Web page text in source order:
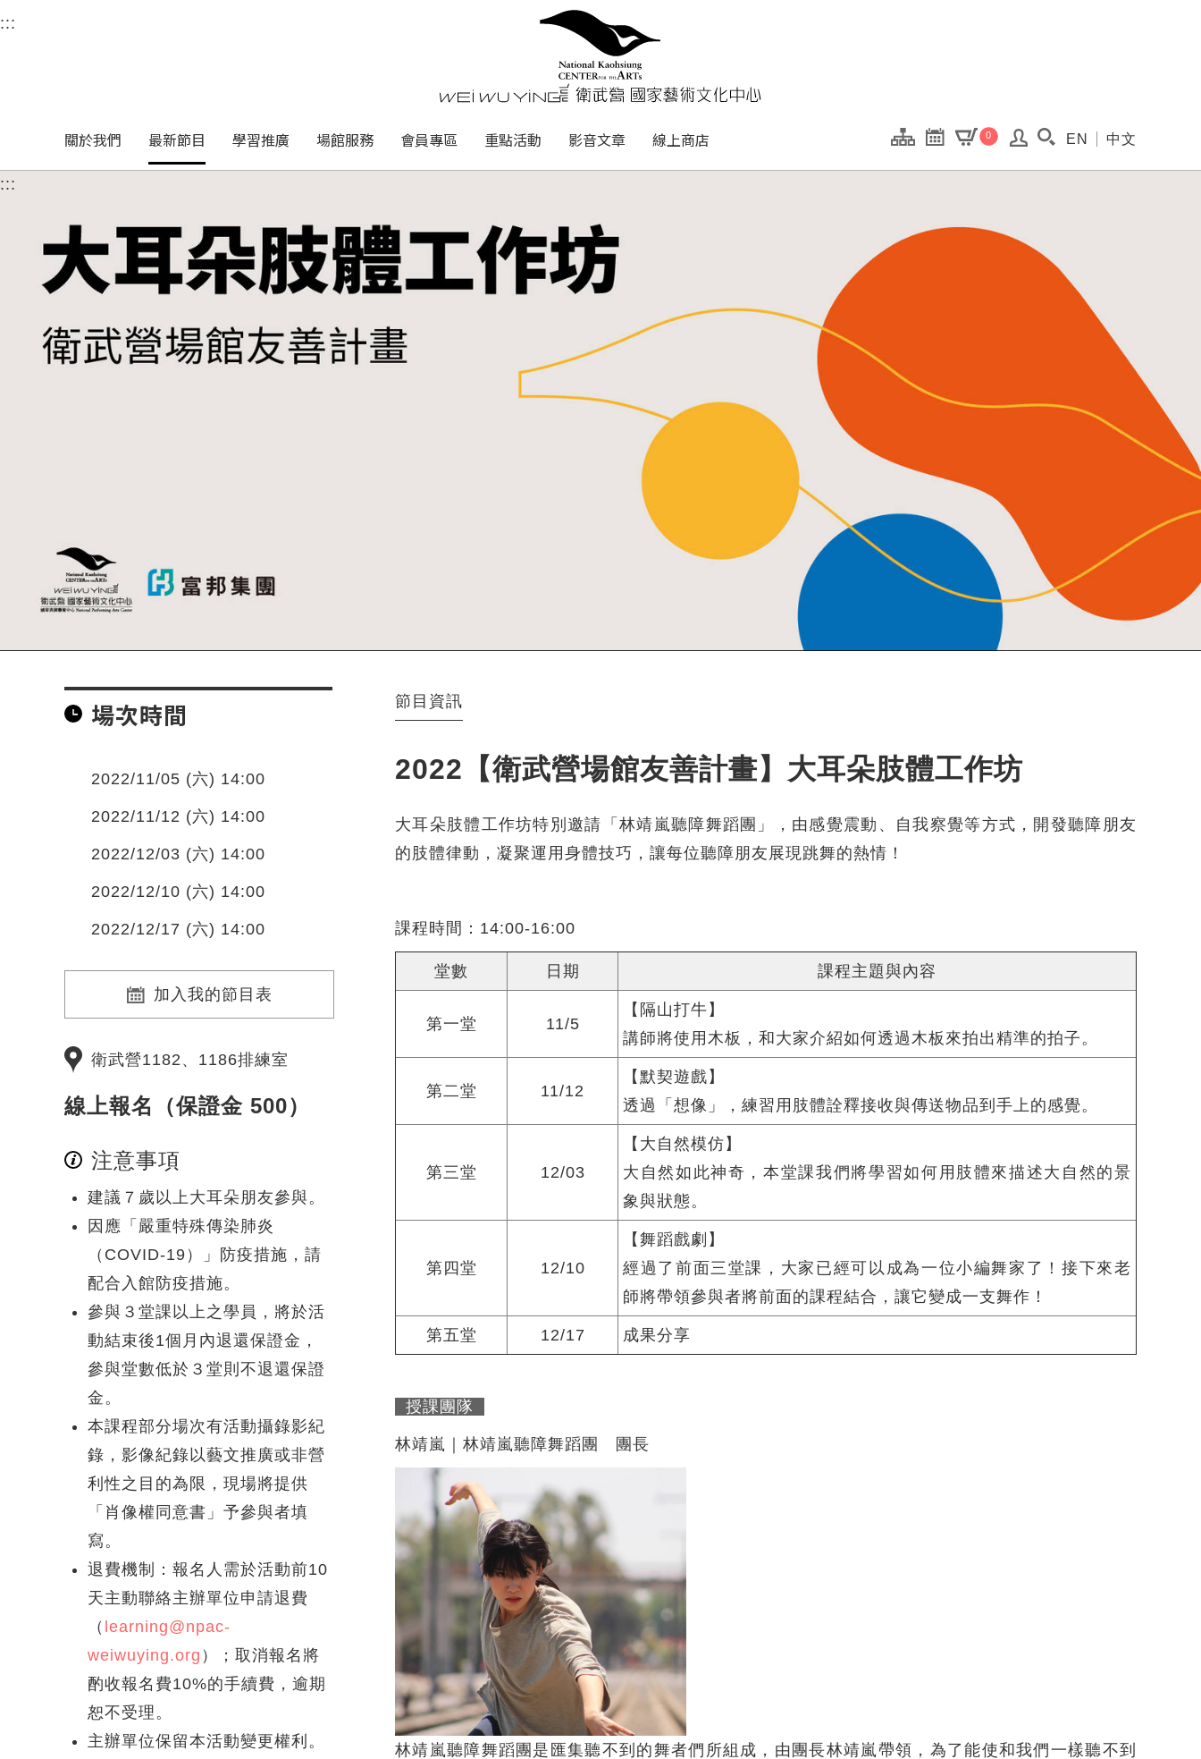
衛武營國家藝術文化中心
中央內容區塊，為本頁主要內容區。
::: 衛武營國家藝術文化中心 National
關於我們 最新節目 學習推廣 場館服務 會員專區 重點活動 影音文章 線上商店 0 搜尋(開啟搜尋視窗)
EN 中文
:::
場次時間
2022/11/05 (六) 14:00
2022/11/12 (六) 14:00
2022/12/03 (六) 14:00
2022/12/10 (六) 14:00
2022/12/17 (六) 14:00
加入我的節目表
衛武營1182、1186排練室
線上報名（保證金 500）
注意事項
建議７歲以上大耳朵朋友參與。
因應「嚴重特殊傳染肺炎
（COVID-19）」防疫措施，請
配合入館防疫措施。
參與３堂課以上之學員，將於活
動結束後1個月內退還保證金，
參與堂數低於３堂則不退還保證
金。
本課程部分場次有活動攝錄影紀
錄，影像紀錄以藝文推廣或非營
利性之目的為限，現場將提供
「肖像權同意書」予參與者填
寫。
退費機制：報名人需於活動前10
天主動聯絡主辦單位申請退費
（ learning@npac-
weiwuying.org ）；取消報名將
酌收報名費10%的手續費，逾期
恕不受理。
主辦單位保留本活動變更權利。
節目資訊
2022【衛武營場館友善計畫】大耳朵肢體工作坊
大耳朵肢體工作坊特別邀請「林靖嵐聽障舞蹈團」，由感覺震動、自我察覺等方式，開發聽障朋友
的肢體律動，凝聚運用身體技巧，讓每位聽障朋友展現跳舞的熱情！
課程時間：14:00-16:00
堂數 日期 課程主題與內容
第一堂 11/5
【隔山打牛】
講師將使用木板，和大家介紹如何透過木板來拍出精準的拍子。
第二堂 11/12
【默契遊戲】
透過「想像」，練習用肢體詮釋接收與傳送物品到手上的感覺。
第三堂 12/03
【大自然模仿】
大自然如此神奇，本堂課我們將學習如何用肢體來描述大自然的景
象與狀態。
第四堂 12/10
【舞蹈戲劇】
經過了前面三堂課，大家已經可以成為一位小編舞家了！接下來老
師將帶領參與者將前面的課程結合，讓它變成一支舞作！
第五堂 12/17 成果分享
授課團隊
林靖嵐｜林靖嵐聽障舞蹈團 團長
林靖嵐聽障舞蹈團是匯集聽不到的舞者們所組成，由團長林靖嵐帶領，為了能使和我們一樣聽不到